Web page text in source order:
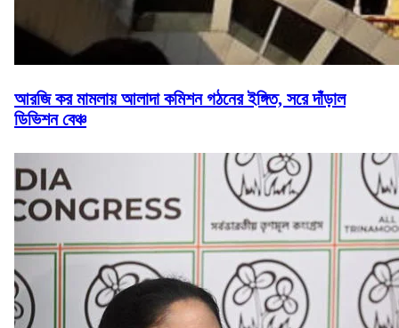
আরজি কর মামলায় আলাদা কমিশন গঠনের ইঙ্গিত, সরে দাঁড়াল
ডিভিশন বেঞ্চ